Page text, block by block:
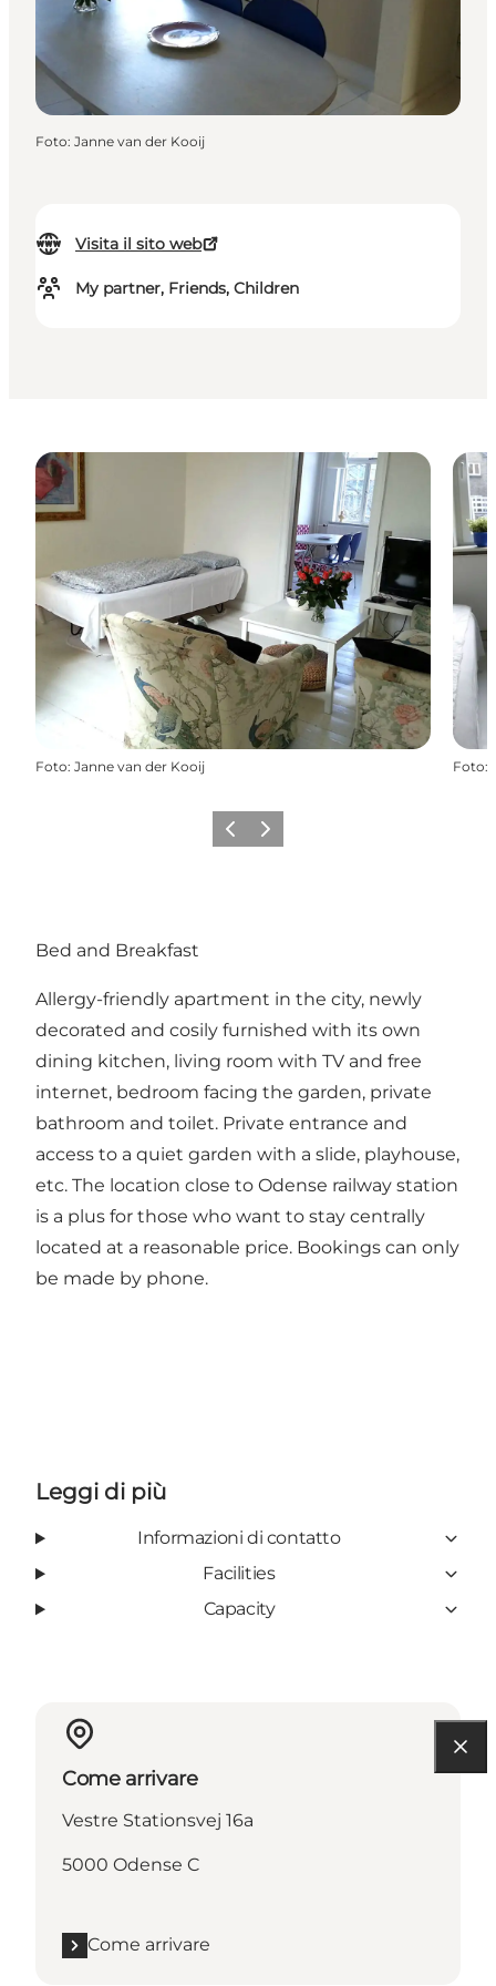
Visita il sito web
My partner, Friends, Children
Foto: Janne van der Kooij
Foto: Janne van der Kooij Foto:
Precedente
Avanti
Bed and Breakfast
Allergy-friendly apartment in the city, newly
decorated and cosily furnished with its own
dining kitchen, living room with TV and free
internet, bedroom facing the garden, private
bathroom and toilet. Private entrance and
access to a quiet garden with a slide, playhouse,
etc. The location close to Odense railway station
is a plus for those who want to stay centrally
located at a reasonable price. Bookings can only
be made by phone.
Leggi di più
Informazioni di contatto
Facilities
Capacity
Come arrivare
Vestre Stationsvej 16a
5000 Odense C
Come arrivare